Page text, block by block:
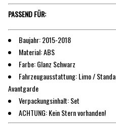
PASSEND FÜR:
Baujahr: 2015-2018
Material: ABS
Farbe: Glanz Schwarz
Fahrzeugausstattung: Limo /
Avantgarde
Verpackungsinhalt: Set
ACHTUNG: Kein Stern vorhanden!